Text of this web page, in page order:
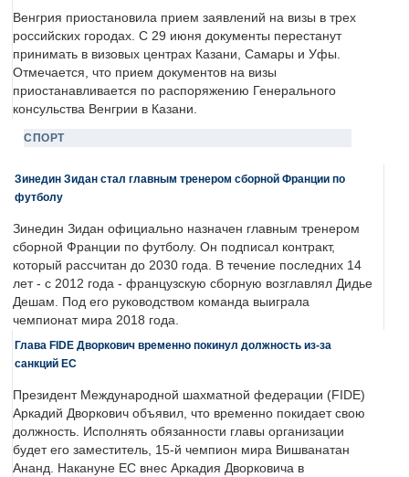
Венгрия приостановила прием заявлений на визы в трех
российских городах. С 29 июня документы перестанут
принимать в визовых центрах Казани, Самары и Уфы.
Отмечается, что прием документов на визы
приостанавливается по распоряжению Генерального
консульства Венгрии в Казани.
СПОРТ
Зинедин Зидан стал главным тренером сборной Франции по
футболу
Зинедин Зидан официально назначен главным тренером
сборной Франции по футболу. Он подписал контракт,
который рассчитан до 2030 года. В течение последних 14
лет - с 2012 года - французскую сборную возглавлял Дидье
Дешам. Под его руководством команда выиграла
чемпионат мира 2018 года.
Глава FIDE Дворкович временно покинул должность из-за
санкций ЕС
Президент Международной шахматной федерации (FIDE)
Аркадий Дворкович объявил, что временно покидает свою
должность. Исполнять обязанности главы организации
будет его заместитель, 15-й чемпион мира Вишванатан
Ананд. Накануне ЕС внес Аркадия Дворковича в